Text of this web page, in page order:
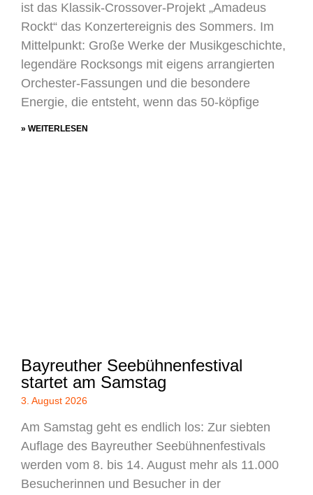
ist das Klassik-Crossover-Projekt „Amadeus
Rockt“ das Konzertereignis des Sommers. Im
Mittelpunkt: Große Werke der Musikgeschichte,
legendäre Rocksongs mit eigens arrangierten
Orchester-Fassungen und die besondere
Energie, die entsteht, wenn das 50-köpfige
» WEITERLESEN
Bayreuther Seebühnenfestival
startet am Samstag
3. August 2026
Am Samstag geht es endlich los: Zur siebten
Auflage des Bayreuther Seebühnenfestivals
werden vom 8. bis 14. August mehr als 11.000
Besucherinnen und Besucher in der